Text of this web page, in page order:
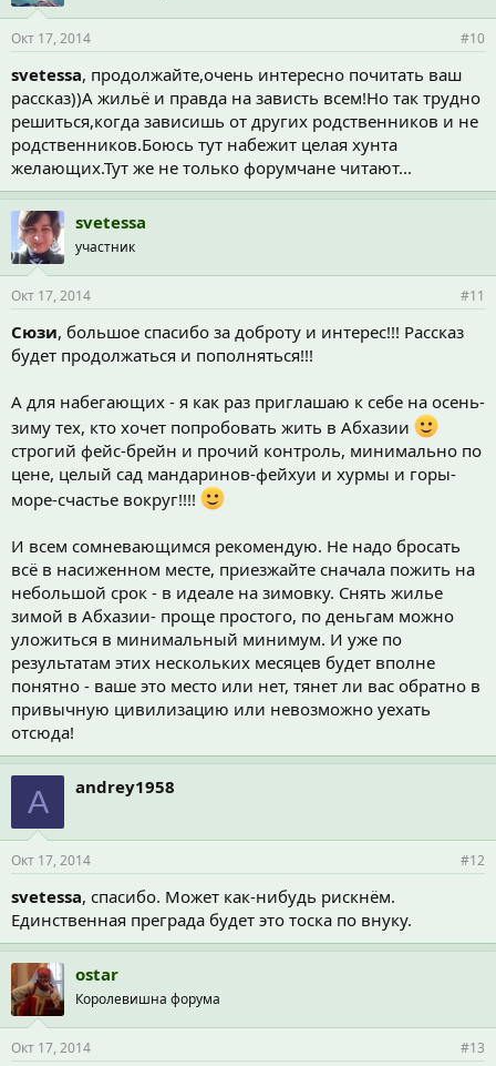
Окт 17, 2014 #10
svetessa, продолжайте,очень интересно почитать ваш
рассказ))А жильё и правда на зависть всем!Но так трудно
решиться,когда зависишь от других родственников и не
родственников.Боюсь тут набежит целая хунта
желающих.Тут же не только форумчане читают...
svetessa
участник
Окт 17, 2014 #11
Сюзи, большое спасибо за доброту и интерес!!! Рассказ
будет продолжаться и пополняться!!!
А для набегающих - я как раз приглашаю к себе на осень-
зиму тех, кто хочет попробовать жить в Абхазии
строгий фейс-брейн и прочий контроль, минимально по
цене, целый сад мандаринов-фейхуи и хурмы и горы-
море-счастье вокруг!!!!
И всем сомневающимся рекомендую. Не надо бросать
всё в насиженном месте, приезжайте сначала пожить на
небольшой срок - в идеале на зимовку. Снять жилье
зимой в Абхазии- проще простого, по деньгам можно
уложиться в минимальный минимум. И уже по
результатам этих нескольких месяцев будет вполне
понятно - ваше это место или нет, тянет ли вас обратно в
привычную цивилизацию или невозможно уехать
отсюда!
A andrey1958
Окт 17, 2014 #12
svetessa, спасибо. Может как-нибудь рискнём.
Единственная преграда будет это тоска по внуку.
ostar
Королевишна форума
Окт 17, 2014 #13